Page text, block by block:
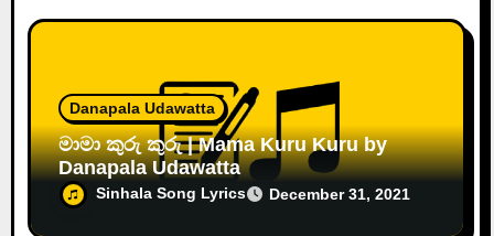
Danapala Udawatta
මාමා කුරු කුරු | Mama Kuru Kuru by
Danapala Udawatta
Sinhala Song Lyrics December 31, 2021